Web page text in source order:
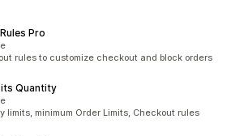
Pro
rules to customize checkout and block orders
Quantity
limits, minimum Order Limits, Checkout rules